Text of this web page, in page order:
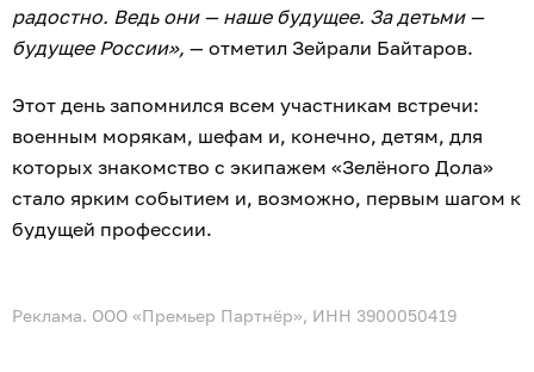
радостно. Ведь они — наше будущее. За детьми —
будущее России», — отметил Зейрали Байтаров.
Этот день запомнился всем участникам встречи:
военным морякам, шефам и, конечно, детям, для
которых знакомство с экипажем «Зелёного Дола»
стало ярким событием и, возможно, первым шагом к
будущей профессии.
Реклама. ООО «Премьер Партнёр», ИНН 3900050419